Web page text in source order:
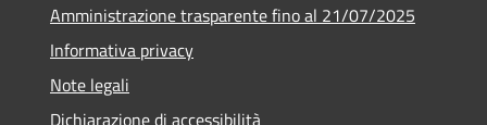
Amministrazione trasparente fino al 21/07/2025
Informativa privacy
Note legali
Dichiarazione di accessibilità